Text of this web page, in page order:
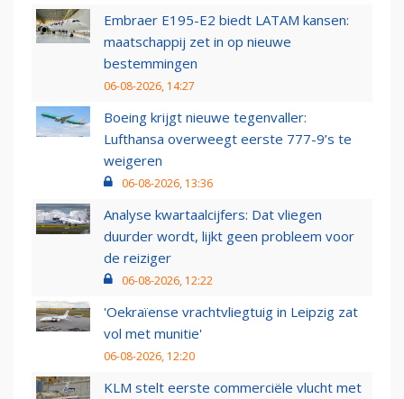
Embraer E195-E2 biedt LATAM kansen:
maatschappij zet in op nieuwe
bestemmingen
06-08-2026, 14:27
Boeing krijgt nieuwe tegenvaller:
Lufthansa overweegt eerste 777-9’s te
weigeren
06-08-2026, 13:36
Analyse kwartaalcijfers: Dat vliegen
duurder wordt, lijkt geen probleem voor
de reiziger
06-08-2026, 12:22
'Oekraïense vrachtvliegtuig in Leipzig zat
vol met munitie'
06-08-2026, 12:20
KLM stelt eerste commerciële vlucht met